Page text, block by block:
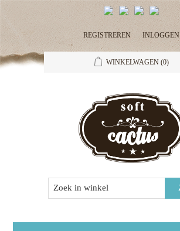
REGISTREREN INLOGGEN
WINKELWAGEN (0)